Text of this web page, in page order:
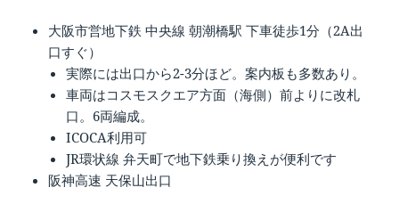
大阪市営地下鉄 中央線 朝潮橋駅 下車徒歩1分（2A出
口すぐ）
実際には出口から2-3分ほど。案内板も多数あり。
車両はコスモスクエア方面（海側）前よりに改札
口。6両編成。
ICOCA利用可
JR環状線 弁天町で地下鉄乗り換えが便利です
阪神高速 天保山出口